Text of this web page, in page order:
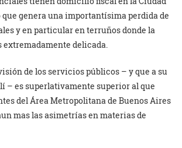
que genera una importantísima perdida de
y en particular en terruños donde la
delicada.
de los servicios públicos – y que a su
– es superlativamente superior al que
del Área Metropolitana de Buenos Aires
mas las asimetrías en materias de